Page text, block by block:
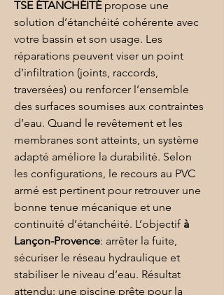
TSE ÉTANCHÉITÉ propose une
solution d’étanchéité cohérente avec
votre bassin et son usage. Les
réparations peuvent viser un point
d’infiltration (joints, raccords,
traversées) ou renforcer l’ensemble
des surfaces soumises aux contraintes
d’eau. Quand le revêtement et les
membranes sont atteints, un système
adapté améliore la durabilité. Selon
les configurations, le recours au PVC
armé est pertinent pour retrouver une
bonne tenue mécanique et une
continuité d’étanchéité. L’objectif à
Lançon-Provence: arrêter la fuite,
sécuriser le réseau hydraulique et
stabiliser le niveau d’eau. Résultat
attendu: une piscine prête pour la